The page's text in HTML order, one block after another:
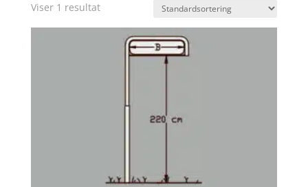
Viser 1 resultat